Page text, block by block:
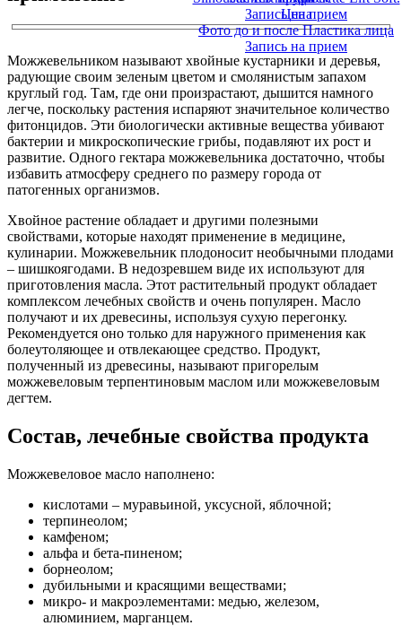
Цена
Фото до и после Пластика лица
Запись на прием
Запись на прием
Можжевельником называют хвойные кустарники и деревья,
радующие своим зеленым цветом и смолянистым запахом
круглый год. Там, где они произрастают, дышится намного
легче, поскольку растения испаряют значительное количество
фитонцидов. Эти биологически активные вещества убивают
бактерии и микроскопические грибы, подавляют их рост и
развитие. Одного гектара можжевельника достаточно, чтобы
избавить атмосферу среднего по размеру города от
патогенных организмов.
Хвойное растение обладает и другими полезными
свойствами, которые находят применение в медицине,
кулинарии. Можжевельник плодоносит необычными плодами
– шишкоягодами. В недозревшем виде их используют для
приготовления масла. Этот растительный продукт обладает
комплексом лечебных свойств и очень популярен. Масло
получают и их древесины, используя сухую перегонку.
Рекомендуется оно только для наружного применения как
болеутоляющее и отвлекающее средство. Продукт,
полученный из древесины, называют пригорелым
можжевеловым терпентиновым маслом или можжевеловым
дегтем.
Состав, лечебные свойства продукта
Можжевеловое масло наполнено:
кислотами – муравьиной, уксусной, яблочной;
терпинеолом;
камфеном;
альфа и бета-пиненом;
борнеолом;
дубильными и красящими веществами;
микро- и макроэлементами: медью, железом,
алюминием, марганцем.